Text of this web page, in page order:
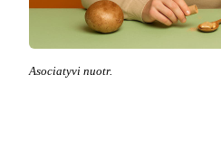
Asociatyvi nuotr.